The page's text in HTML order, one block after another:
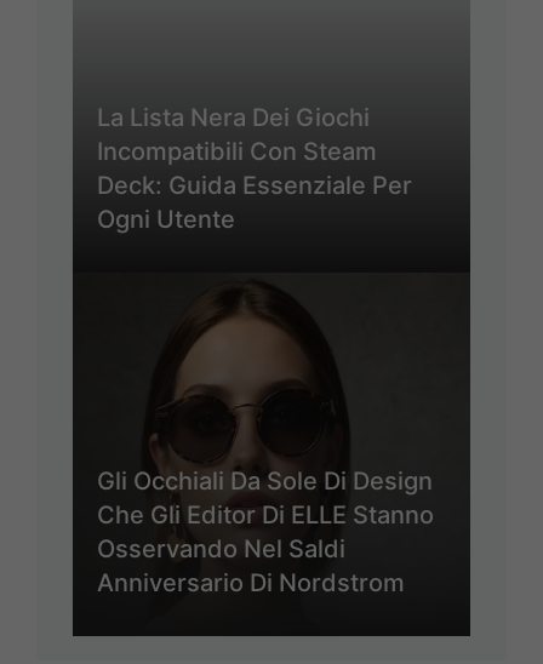
La Lista Nera Dei Giochi
Incompatibili Con Steam
Deck: Guida Essenziale Per
Ogni Utente
Gli Occhiali Da Sole Di Design
Che Gli Editor Di ELLE Stanno
Osservando Nel Saldi
Anniversario Di Nordstrom